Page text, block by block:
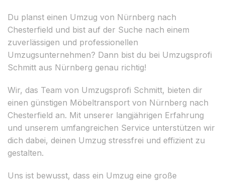
Du planst einen Umzug von Nürnberg nach
Chesterfield und bist auf der Suche nach einem
zuverlässigen und professionellen
Umzugsunternehmen? Dann bist du bei Umzugsprofi
Schmitt aus Nürnberg genau richtig!
Wir, das Team von Umzugsprofi Schmitt, bieten dir
einen günstigen Möbeltransport von Nürnberg nach
Chesterfield an. Mit unserer langjährigen Erfahrung
und unserem umfangreichen Service unterstützen wir
dich dabei, deinen Umzug stressfrei und effizient zu
gestalten.
Uns ist bewusst, dass ein Umzug eine große